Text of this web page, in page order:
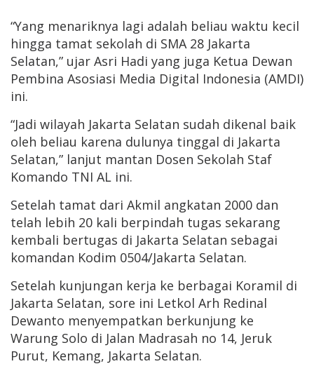
“Yang menariknya lagi adalah beliau waktu kecil
hingga tamat sekolah di SMA 28 Jakarta
Selatan,” ujar Asri Hadi yang juga Ketua Dewan
Pembina Asosiasi Media Digital Indonesia (AMDI)
ini.
“Jadi wilayah Jakarta Selatan sudah dikenal baik
oleh beliau karena dulunya tinggal di Jakarta
Selatan,” lanjut mantan Dosen Sekolah Staf
Komando TNI AL ini.
Setelah tamat dari Akmil angkatan 2000 dan
telah lebih 20 kali berpindah tugas sekarang
kembali bertugas di Jakarta Selatan sebagai
komandan Kodim 0504/Jakarta Selatan.
Setelah kunjungan kerja ke berbagai Koramil di
Jakarta Selatan, sore ini Letkol Arh Redinal
Dewanto menyempatkan berkunjung ke
Warung Solo di Jalan Madrasah no 14, Jeruk
Purut, Kemang, Jakarta Selatan.